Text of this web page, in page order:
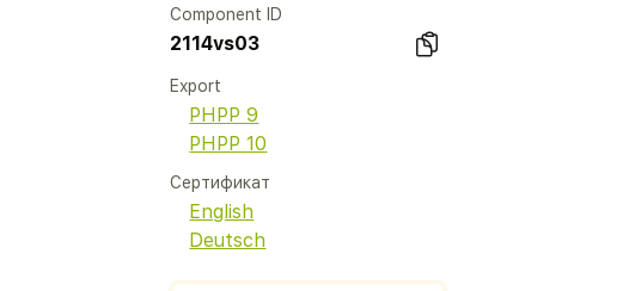
Component ID
2114vs03
Export
PHPP 9
PHPP 10
Сертификат
English
Deutsch